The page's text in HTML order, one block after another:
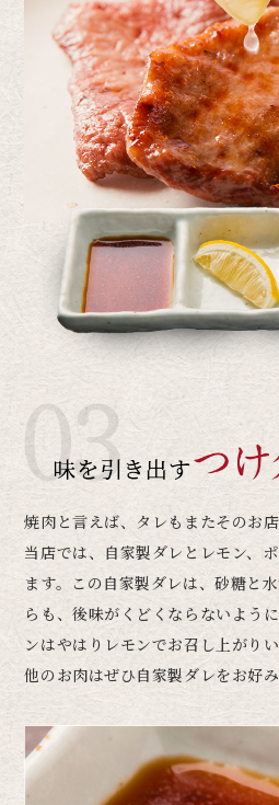
焼肉と言えば、タレもまたそのお
当店では、自家製ダレとレモン、
ます。この自家製ダレは、砂糖と
らも、後味がくどくならないよう
ンはやはりレモンでお召し上がり
他のお肉はぜひ自家製ダレをお好